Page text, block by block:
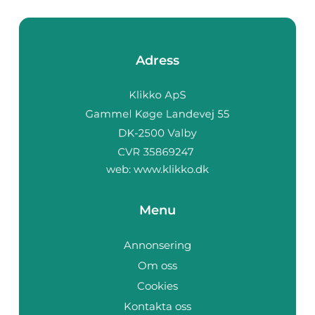
Adress
web: www.klikko.dk
Menu
Annonsering
Om oss
Cookies
Kontakta oss